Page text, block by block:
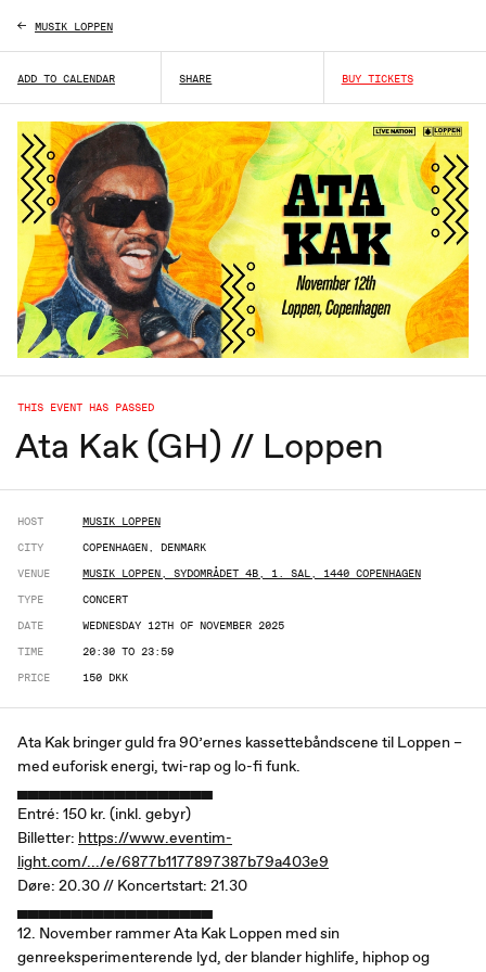
ADD TO CALENDAR SHARE BUY TICKETS
THIS EVENT HAS PASSED
Ata Kak (GH) // Loppen
HOST
MUSIK LOPPEN
CITY
COPENHAGEN, DENMARK
VENUE
MUSIK LOPPEN, SYDOMRÅDET 4B, 1. SAL, 1440 COPENHAGEN
TYPE
CONCERT
DATE
WEDNESDAY 12TH OF NOVEMBER 2025
TIME
20:30 TO 23:59
PRICE
150 DKK
Ata Kak bringer guld fra 90’ernes kassettebåndscene til Loppen –
med euforisk energi, twi-rap og lo-fi funk.
▄▄▄▄▄▄▄▄▄▄▄▄▄▄▄▄▄▄
Entré: 150 kr. (inkl. gebyr)
Billetter: https://www.eventim-
light.com/.../e/6877b1177897387b79a403e9
Døre: 20.30 // Koncertstart: 21.30
▄▄▄▄▄▄▄▄▄▄▄▄▄▄▄▄▄▄
12. November rammer Ata Kak Loppen med sin
genreeksperimenterende lyd, der blander highlife, hiphop og
MUSIK LOPPEN